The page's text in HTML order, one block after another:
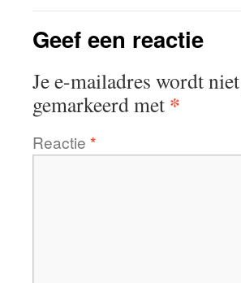
Geef een reactie
Je e-mailadres wordt
gemarkeerd met *
Reactie *